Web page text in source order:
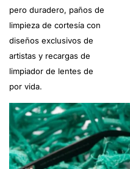
pero duradero, paños de
limpieza de cortesía con
diseños exclusivos de
artistas y recargas de
limpiador de lentes de
por vida.